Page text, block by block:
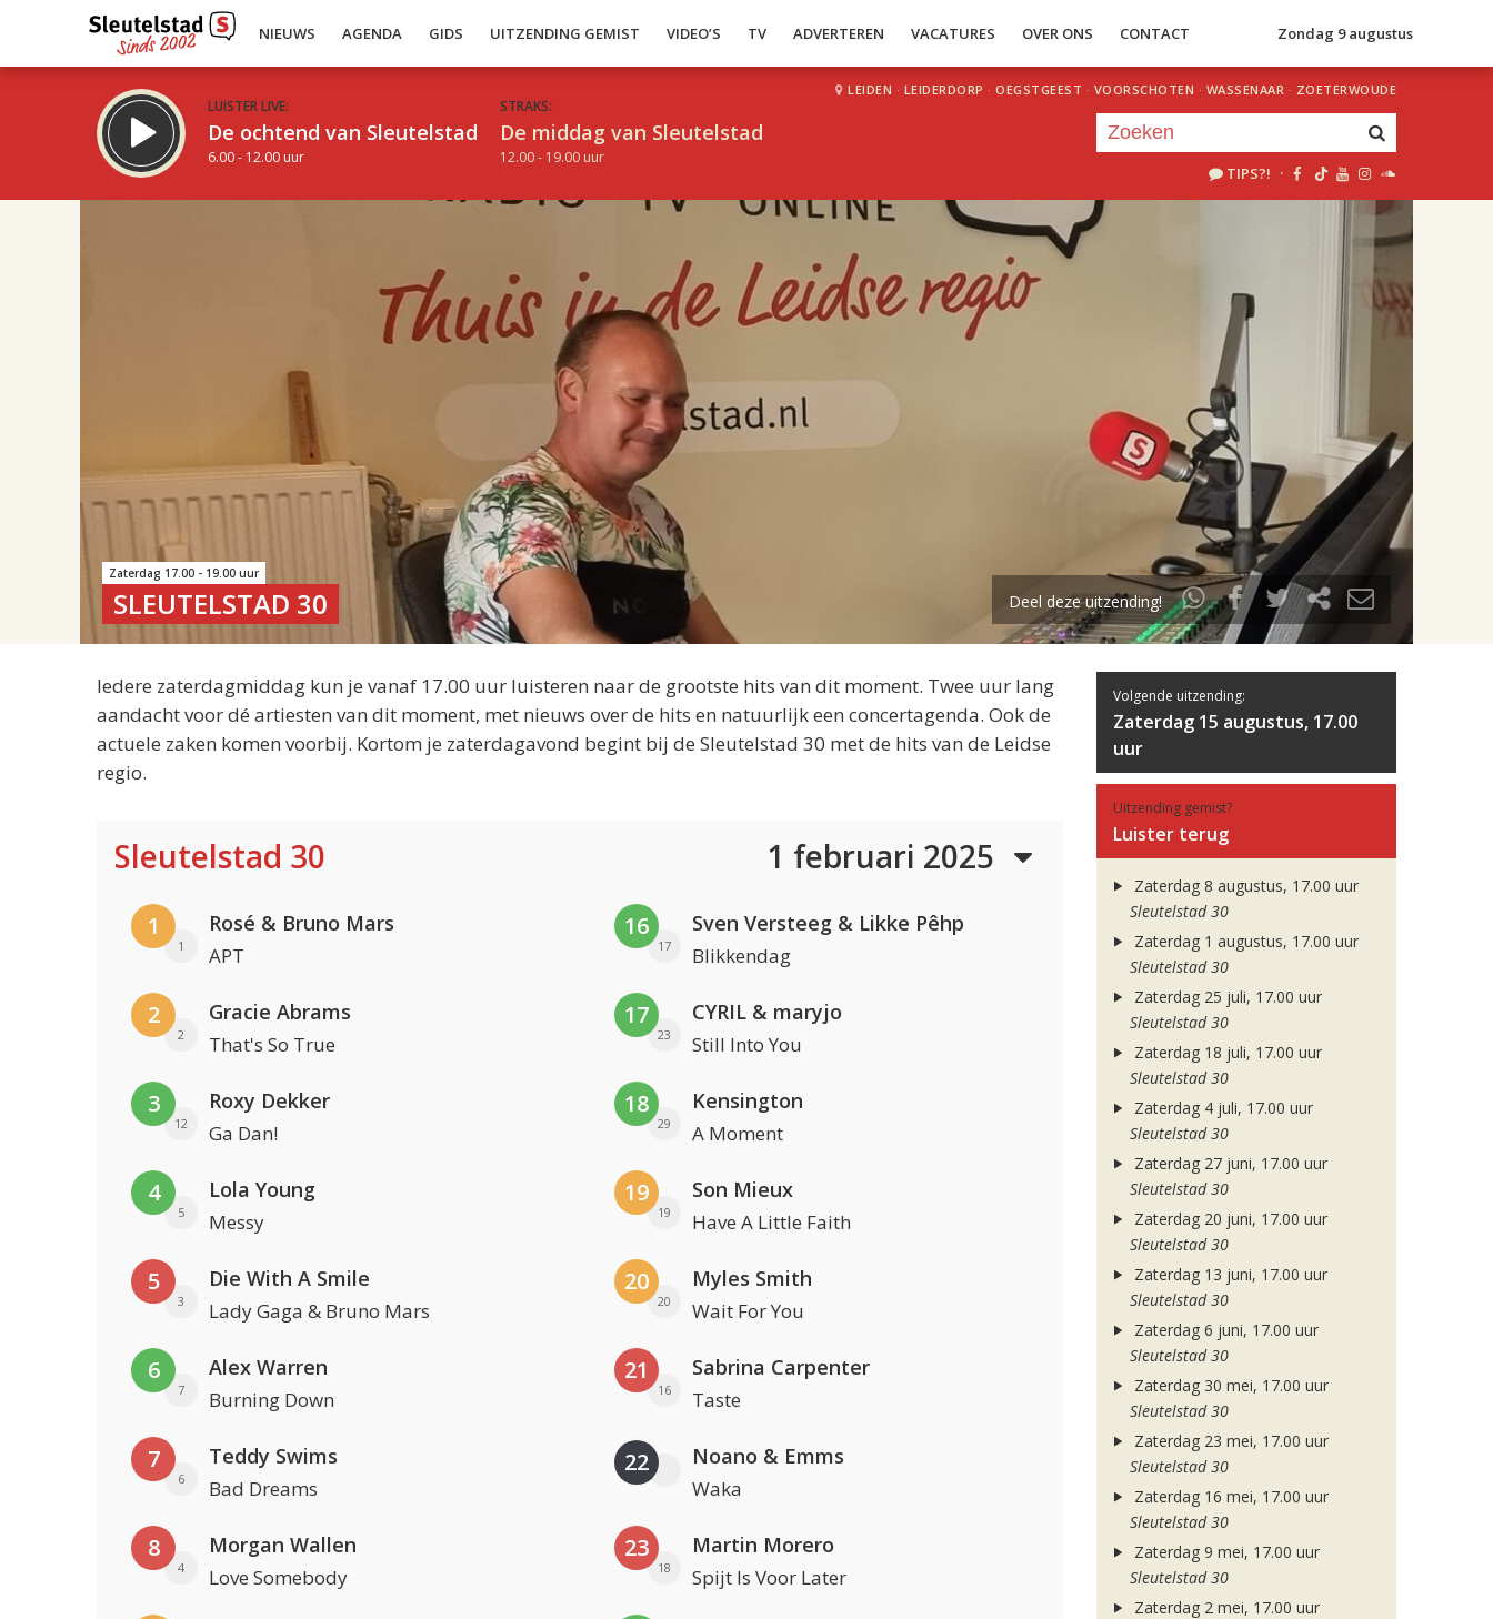
NIEUWS AGENDA GIDS UITZENDING GEMIST VIDEO’S TV ADVERTEREN VACATURES OVER ONS CONTACT Zondag 9 augustus
LUISTER LIVE:
De ochtend van Sleutelstad
6.00 - 12.00 uur
STRAKS:
De middag van Sleutelstad
12.00 - 19.00 uur
LEIDEN · LEIDERDORP · OEGSTGEEST · VOORSCHOTEN · WASSENAAR · ZOETERWOUDE
TIPS?! ·
uur 1 van 2
Volgend uur
Zaterdag 17.00 - 19.00 uur
SLEUTELSTAD 30 Deel deze uitzending!
Iedere zaterdagmiddag kun je vanaf 17.00 uur luisteren naar de grootste hits van dit moment. Twee uur lang
aandacht voor dé artiesten van dit moment, met nieuws over de hits en natuurlijk een concertagenda. Ook de
actuele zaken komen voorbij. Kortom je zaterdagavond begint bij de Sleutelstad 30 met de hits van de Leidse
regio.
Sleutelstad 30 1 februari 2025
1
1
Rosé & Bruno Mars
APT
2
2
Gracie Abrams
That's So True
3
12
Roxy Dekker
Ga Dan!
4
5
Lola Young
Messy
5
3
Die With A Smile
Lady Gaga & Bruno Mars
6
7
Alex Warren
Burning Down
7
6
Teddy Swims
Bad Dreams
8
4
Morgan Wallen
Love Somebody
16
17
Sven Versteeg & Likke Pêhp
Blikkendag
17
23
CYRIL & maryjo
Still Into You
18
29
Kensington
A Moment
19
19
Son Mieux
Have A Little Faith
20
20
Myles Smith
Wait For You
21
16
Sabrina Carpenter
Taste
22 Noano & Emms
Waka
23
18
Martin Morero
Spijt Is Voor Later
Volgende uitzending:
Zaterdag 15 augustus, 17.00
uur
Uitzending gemist?
Luister terug
Zaterdag 8 augustus, 17.00 uur
Sleutelstad 30
Zaterdag 1 augustus, 17.00 uur
Sleutelstad 30
Zaterdag 25 juli, 17.00 uur
Sleutelstad 30
Zaterdag 18 juli, 17.00 uur
Sleutelstad 30
Zaterdag 4 juli, 17.00 uur
Sleutelstad 30
Zaterdag 27 juni, 17.00 uur
Sleutelstad 30
Zaterdag 20 juni, 17.00 uur
Sleutelstad 30
Zaterdag 13 juni, 17.00 uur
Sleutelstad 30
Zaterdag 6 juni, 17.00 uur
Sleutelstad 30
Zaterdag 30 mei, 17.00 uur
Sleutelstad 30
Zaterdag 23 mei, 17.00 uur
Sleutelstad 30
Zaterdag 16 mei, 17.00 uur
Sleutelstad 30
Zaterdag 9 mei, 17.00 uur
Sleutelstad 30
Zaterdag 2 mei, 17.00 uur